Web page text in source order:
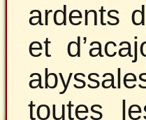
ardents
et
toutes